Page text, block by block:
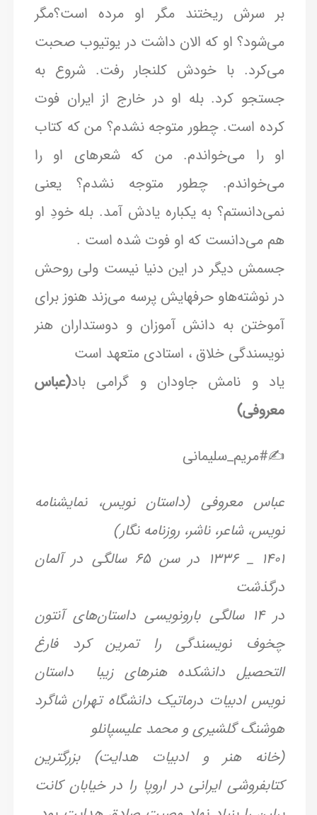
بر سرش ریختند مگر او مرده است؟مگر
می‌شود؟ او که الان داشت در یوتیوب صحبت
می‌کرد. با خودش کلنجار رفت. شروع به
جستجو کرد. بله او در خارج از ایران فوت
کرده است. چطور متوجه نشدم؟ من که کتاب
او را می‌خواندم. من که شعر‌های او را
می‌خواندم. چطور متوجه نشدم؟ یعنی
نمی‌دانستم؟ به یکباره یادش آمد. بله خودِ او
هم می‌دانست که او فوت شده است .
جسمش دیگر در این دنیا نیست ولی روحش
در نوشته‌هاو حرفهایش پرسه می‌زند هنوز برای
آموختن به دانش آموزان و دوستداران هنر
نویسندگی خلاق ، استادی متعهد است
یاد و نامش جاودان و گرامی باد(عباس
معروفی)
✍#مریم_سلیمانی
عباس معروفی (داستان نویس، نمایشنامه
نویس، شاعر، ناشر، روزنامه نگار)
۱۴۰۱ _ ۱۳۳۶ در سن ۶۵ سالگی در آلمان
در‌گذشت
در ۱۴ سالگی بارونویسی داستان‌های آنتون
چخوف نویسندگی را تمرین کرد فارغ
التحصیل دانشکده هنرهای زیبا داستان
نویس ادبیات درماتیک دانشگاه تهران شاگرد
هوشنگ گلشیری و محمد علیسپانلو
(خانه هنر و ادبیات هدایت) بزرگترین
کتابفروشی ایرانی در اروپا را در خیابان کانت